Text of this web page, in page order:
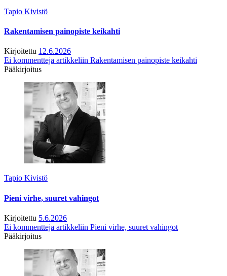
Tapio Kivistö
Rakentamisen painopiste keikahti
Kirjoitettu 12.6.2026
Ei kommentteja artikkeliin Rakentamisen painopiste keikahti
Pääkirjoitus
Tapio Kivistö
Pieni virhe, suuret vahingot
Kirjoitettu 5.6.2026
Ei kommentteja artikkeliin Pieni virhe, suuret vahingot
Pääkirjoitus